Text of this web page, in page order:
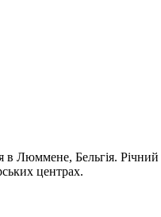
Люммене, Бельгія.
центрах.